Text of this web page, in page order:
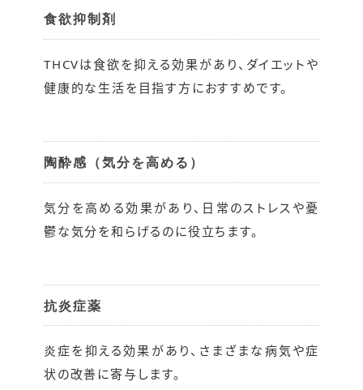
食欲抑制剤
THCVは食欲を抑える効果があり、ダイエットや
健康的な生活を目指す方におすすめです。
陶酔感（気分を高める）
気分を高める効果があり、日常のストレスや憂
鬱な気分を和らげるのに役立ちます。
抗炎症薬
炎症を抑える効果があり、さまざまな病気や症
状の改善に寄与します。